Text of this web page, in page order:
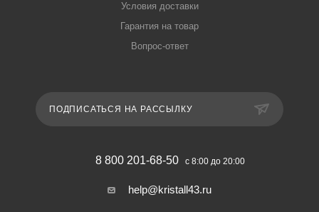
Условия доставки
Гарантия на товар
Вопрос-ответ
ПОДПИСАТЬСЯ НА РАССЫЛКУ
8 800 201-68-50 с 8:00 до 20:00
help@kristall43.ru